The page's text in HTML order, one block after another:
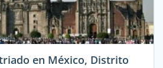
en México, Distrito